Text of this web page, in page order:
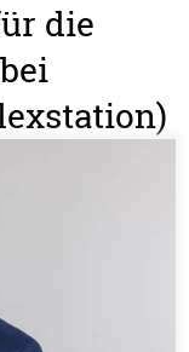
die